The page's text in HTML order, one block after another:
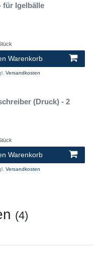
für Igelbälle
Warenkorb
Versandkosten
(Druck) - 2
Warenkorb
Versandkosten
(4)